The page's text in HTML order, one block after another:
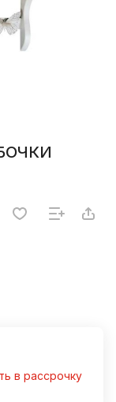
в рассрочку